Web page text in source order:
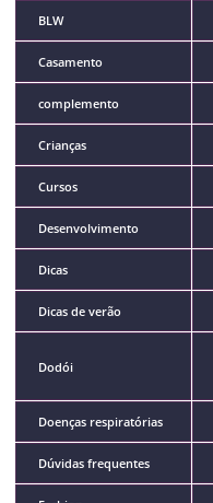
BLW
Casamento
complemento
Crianças
Cursos
Desenvolvimento
Dicas
Dicas de verão
Dodói
Doenças respiratórias
Dúvidas frequentes